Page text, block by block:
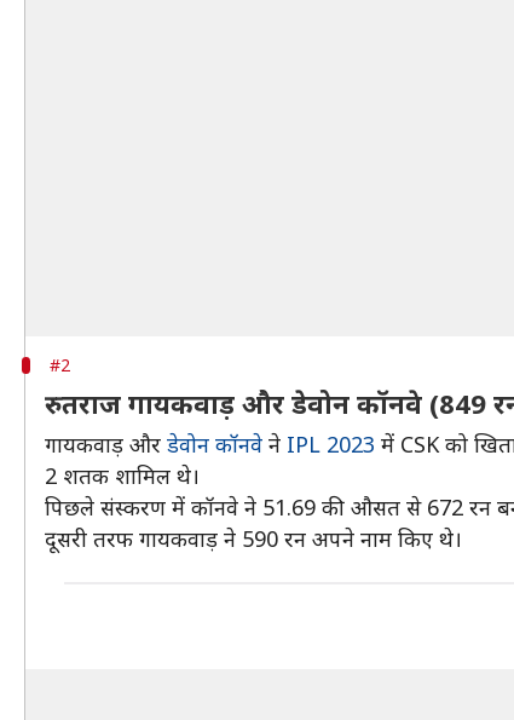
#2
रुतराज गायकवाड़ और डेवोन कॉनवे (849
गायकवाड़ और डेवोन कॉनवे ने IPL 2023 में CSK को
2 शतक शामिल थे।
पिछले संस्करण में कॉनवे ने 51.69 की औसत से 672 रन
दूसरी तरफ गायकवाड़ ने 590 रन अपने नाम किए थे।